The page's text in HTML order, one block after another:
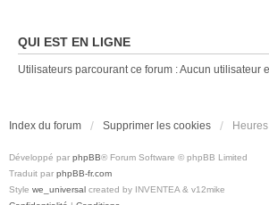
QUI EST EN LIGNE
Utilisateurs parcourant ce forum : Aucun utilisateur
Index du forum Supprimer les cookies
Développé par phpBB® Forum Software © phpBB Limited
Traduit par phpBB-fr.com
Style we_universal created by INVENTEA & v12mike